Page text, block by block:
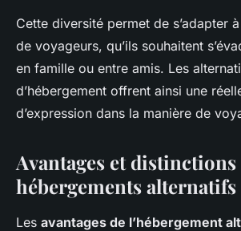
Cette diversité permet de s’adapter
de voyageurs, qu’ils souhaitent
en famille ou entre amis. Les
d’hébergement offrent ainsi une
d’expression dans la manière de
Avantages et distinctions
hébergements alternatifs
Les avantages de l’hébergement